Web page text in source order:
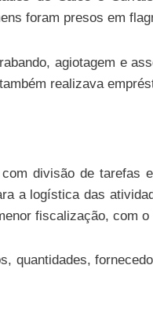
foram presos em
agiotagem e
realizava
divisão de tarefas
a logística das
fiscalização, com
quantidades,